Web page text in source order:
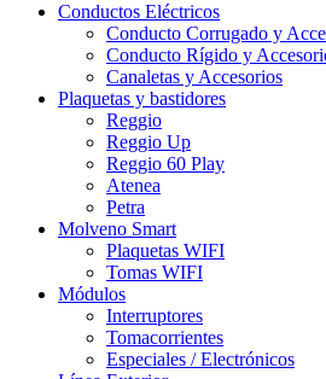
Conductos Eléctricos
Conducto Corrugado y
Conducto Rígido y
Canaletas y Accesorios
Plaquetas y bastidores
Reggio
Reggio Up
Reggio 60 Play
Atenea
Petra
Molveno Smart
Plaquetas WIFI
Tomas WIFI
Módulos
Interruptores
Tomacorrientes
Especiales / Electrónicos